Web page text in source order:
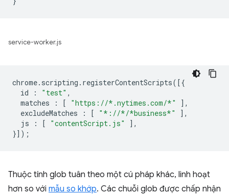
service-worker.js
chrome. scripting . registerContentScripts([{
id
: "test" ,
matches
: [ "https://*.nytimes.com/*"
],
excludeMatches
: [ "*://*/*business*"
],
js
: [ "contentScript.js"
],
}]);
Thuộc tính glob tuân theo một cú pháp khác, linh hoạt
hơn so với mẫu so khớp. Các chuỗi glob được chấp nhận